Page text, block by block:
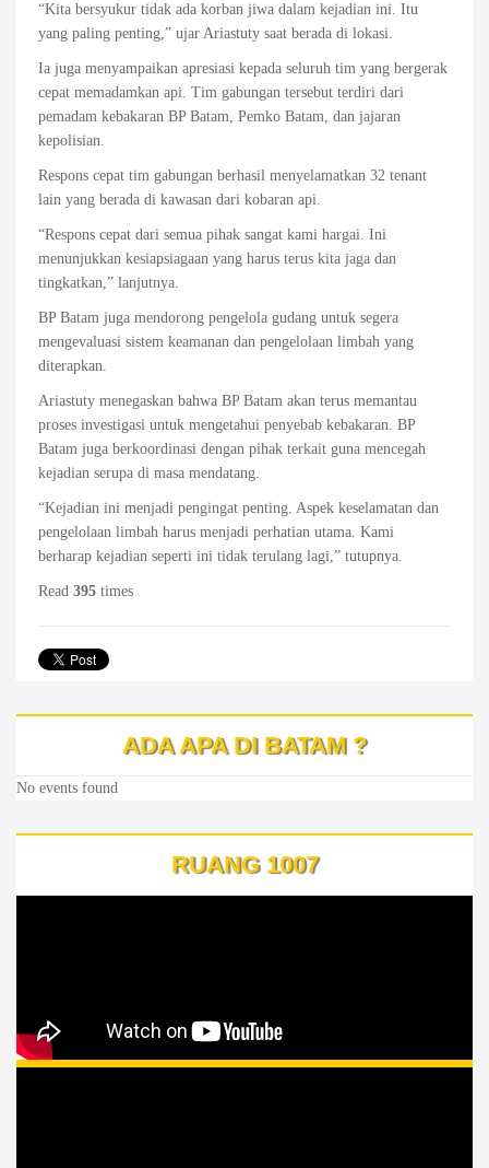
“Kita bersyukur tidak ada korban jiwa dalam kejadian ini. Itu
yang paling penting,” ujar Ariastuty saat berada di lokasi.
Ia juga menyampaikan apresiasi kepada seluruh tim yang bergerak
cepat memadamkan api. Tim gabungan tersebut terdiri dari
pemadam kebakaran BP Batam, Pemko Batam, dan jajaran
kepolisian.
Respons cepat tim gabungan berhasil menyelamatkan 32 tenant
lain yang berada di kawasan dari kobaran api.
“Respons cepat dari semua pihak sangat kami hargai. Ini
menunjukkan kesiapsiagaan yang harus terus kita jaga dan
tingkatkan,” lanjutnya.
BP Batam juga mendorong pengelola gudang untuk segera
mengevaluasi sistem keamanan dan pengelolaan limbah yang
diterapkan.
Ariastuty menegaskan bahwa BP Batam akan terus memantau
proses investigasi untuk mengetahui penyebab kebakaran. BP
Batam juga berkoordinasi dengan pihak terkait guna mencegah
kejadian serupa di masa mendatang.
“Kejadian ini menjadi pengingat penting. Aspek keselamatan dan
pengelolaan limbah harus menjadi perhatian utama. Kami
berharap kejadian seperti ini tidak terulang lagi,” tutupnya.
Read 395 times
ADA APA DI BATAM ?
No events found
RUANG 1007